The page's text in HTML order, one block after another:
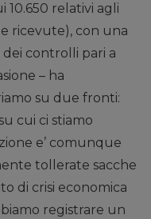
10.650 relativi agli
ricevute), con una
controlli pari a
– ha
su due fronti:
cui ci stiamo
e’ comunque
tollerate sacche
di crisi economica
registrare un